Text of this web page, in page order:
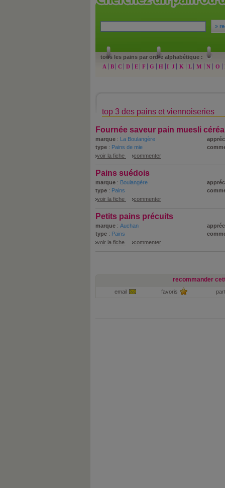
»
tous les pains par ordre alphabétique :
A
B C D E F G H I J K L M N O
top 3 des pains et viennoiseries
Fournée saveur pain muesli
marque : La Boulangère
type : Pains de mie
voir la fiche
commenter
Pains suédois
marque : Boulangère
type : Pains
voir la fiche
commenter
Petits pains précuits
marque : Auchan
type : Pains
voir la fiche
commenter
recommander
email favoris